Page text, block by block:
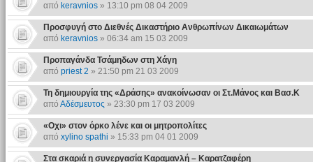
από keravnios» 13:10 pm 08 04 2009
Προσφυγή στο Διεθνές Δικαστήριο Ανθρωπίνων Δικαιωμάτων
από keravnios» 06:34 am 15 03 2009
Προπαγάνδα Τσάμηδων στη Χάγη
από priest 2 » 21:50 pm 21 03 2009
Τη δημιουργία της «Δράσης» ανακοίνωσαν οι Στ.Μάνος και Βασ.Κ
από Αδέσμευτος » 23:30 pm 17 03 2009
«Οχι» στον όρκο λένε και οι μητροπολίτες
από xylino spathi » 15:33 pm 04 01 2009
Στα σκαριά η συνεργασία Καραμανλή – Καρατζαφέρη